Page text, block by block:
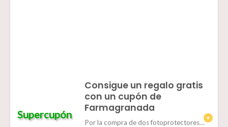
Supercupón
Consigue un regalo gratis
con un cupón de
Farmagranada
Por la compra de dos fotoprotectores infantiles Avène te regalamos una pistola acuática. (Oferta válida hasta fin de existencias)